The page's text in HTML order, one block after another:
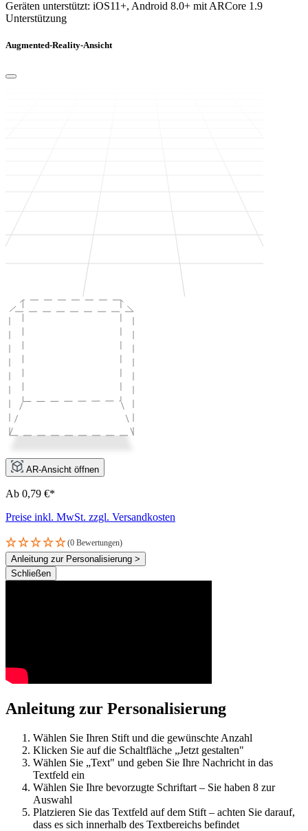
Geräten unterstützt: iOS11+, Android 8.0+ mit ARCore 1.9
Unterstützung
Augmented-Reality-Ansicht
AR-Ansicht öffnen
Ab 0,79 €*
Preise inkl. MwSt. zzgl. Versandkosten
(0 Bewertungen)
Anleitung zur Personalisierung >
Schließen
Anleitung zur Personalisierung
Wählen Sie Ihren Stift und die gewünschte Anzahl
Klicken Sie auf die Schaltfläche „Jetzt gestalten"
Wählen Sie „Text" und geben Sie Ihre Nachricht in das
Textfeld ein
Wählen Sie Ihre bevorzugte Schriftart – Sie haben 8 zur
Auswahl
Platzieren Sie das Textfeld auf dem Stift – achten Sie darauf,
dass es sich innerhalb des Textbereichs befindet